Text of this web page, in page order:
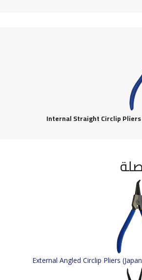
Internal Straight Circlip Pliers
External Angled Circlip Pliers